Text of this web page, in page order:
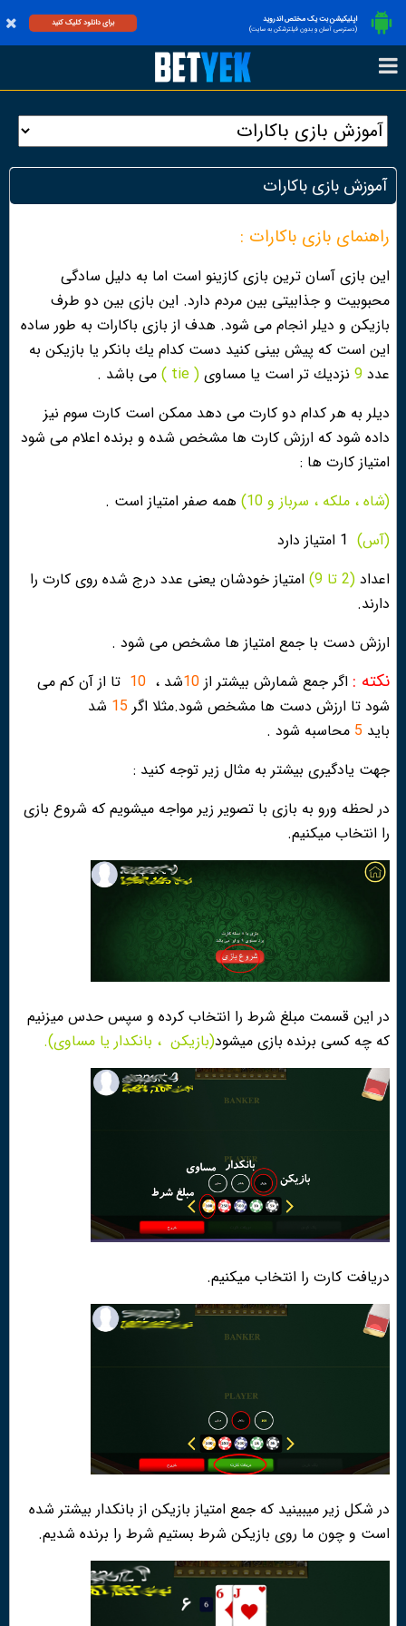
اپلیکیشن بت یک مختص اندروید
(دسترسی آسان و بدون فیلترشکن به سایت)
برای دانلود کلیک کنید
آموزش بازی باکارات
راهنمای بازی باکارات :
اين بازى آسان ترين بازى كازينو است اما به دليل سادگى
محبوبيت و جذابيتى بين مردم دارد. اين بازى بين دو طرف
بازيكن و ديلر انجام مى شود. هدف از بازى باكارات به طور ساده
اين است كه پيش بينى كنيد دست كدام يك بانكر يا بازيكن به
عدد 9 نزديك تر است يا مساوى ( tie )
مى باشد .
ديلر به هر كدام دو كارت مى دهد ممكن است كارت سوم نيز
داده شود كه ارزش كارت ها مشخص شده و برنده اعلام مى شود
امتياز كارت ها :
(شاه ، ملكه ، سرباز و 10)
همه صفر امتياز است .
(آس) 1 امتياز دارد
اعداد (2 تا 9)
امتياز خودشان يعنى عدد درج شده روى كارت را
دارند.
ارزش دست با جمع امتياز ها مشخص مى شود .
نکته : اگر جمع شمارش بيشتر از 10شد ، 10 تا از آن كم مى
شود تا ارزش دست ها مشخص شود.مثلا اگر 15 شد
باید 5 محاسبه شود .
جهت یادگیری بیشتر به مثال زیر توجه کنید :
در لحظه ورو به بازی با تصویر زیر مواجه میشویم که شروع بازی
را انتخاب میکنیم.
در این قسمت مبلغ شرط را انتخاب کرده و سپس حدس میزنیم
که چه کسی برنده بازی میشود(بازیکن ، بانکدار یا مساوی).
دریافت کارت را انتخاب میکنیم.
در شکل زیر میبینید که جمع امتیاز بازیکن از بانکدار بیشتر شده
است و چون ما روی بازیکن شرط بستیم شرط را برنده شدیم.